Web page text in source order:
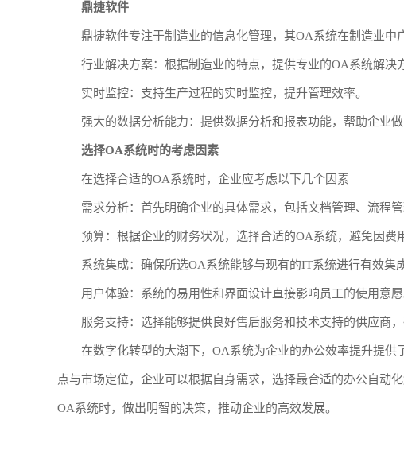
鼎捷软件
鼎捷软件专注于制造业的信息化管理，其OA系统在制造业中
行业解决方案：根据制造业的特点，提供专业的OA系统解决
实时监控：支持生产过程的实时监控，提升管理效率。
强大的数据分析能力：提供数据分析和报表功能，帮助企业做
选择OA系统时的考虑因素
在选择合适的OA系统时，企业应考虑以下几个因素
需求分析：首先明确企业的具体需求，包括文档管理、流程
预算：根据企业的财务状况，选择合适的OA系统，避免因费
系统集成：确保所选OA系统能够与现有的IT系统进行有效集
用户体验：系统的易用性和界面设计直接影响员工的使用意愿
服务支持：选择能够提供良好售后服务和技术支持的供应商，
在数字化转型的大潮下，OA系统为企业的办公效率提升提
点与市场定位，企业可以根据自身需求，选择最合适的办公自动
OA系统时，做出明智的决策，推动企业的高效发展。